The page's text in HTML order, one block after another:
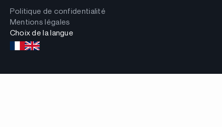
Politique de confidentialité
Mentions légales
Choix de la langue